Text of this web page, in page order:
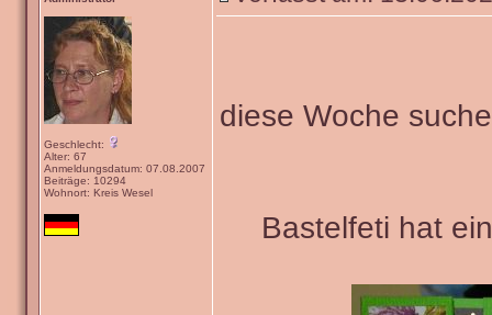
Geschlecht:
Alter: 67
Anmeldungsdatum: 07.08.2007
Beiträge: 10294
Wohnort: Kreis Wesel
diese Woche
Bastelfeti hat